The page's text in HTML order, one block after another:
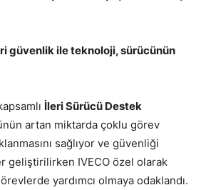
güvenlik ile teknoloji, sürücünün
İleri Sürücü Destek
artan miktarda çoklu görev
sağlıyor ve güvenliği
geliştirilirken IVECO özel olarak
yardımcı olmaya odaklandı.